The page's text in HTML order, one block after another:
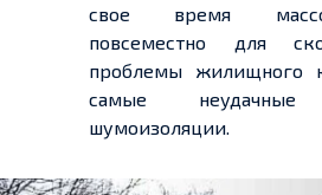
свое время
повсеместно для
проблемы жилищного
самые
шумоизоляции.